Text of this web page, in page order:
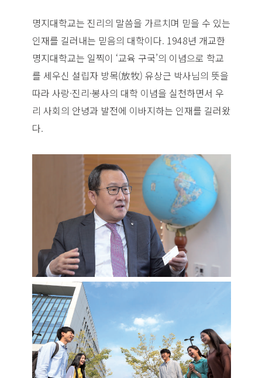
명지대학교는 진리의 말씀을 가르치며 믿을 수 있는
인재를 길러내는 믿음의 대학이다. 1948년 개교한
명지대학교는 일찍이 ‘교육 구국’의 이념으로 학교
를 세우신 설립자 방목(放牧) 유상근 박사님의 뜻을
따라 사랑·진리·봉사의 대학 이념을 실천하면서 우
리 사회의 안녕과 발전에 이바지하는 인재를 길러왔
다.